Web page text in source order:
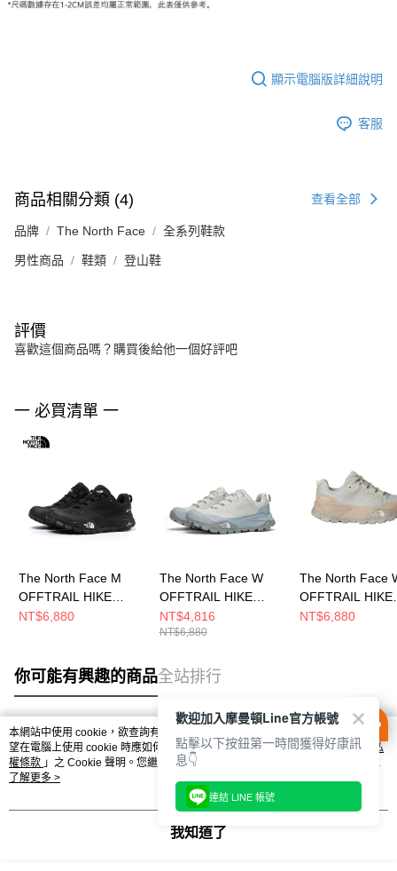
顯示電腦版詳細說明
客服
商品相關分類 (4) 查看全部
品牌 The North Face 全系列鞋款
男性商品 鞋類 登山鞋
評價
喜歡這個商品嗎？購買後給他一個好評吧
一 必買清單 一
The North Face M
OFFTRAIL HIKE
GORE-TEX 男 登山鞋
NT$6,880
The North Face W
OFFTRAIL HIKE
GORE-TEX 女 登山鞋
NF0A8AEHL0T
NT$4,816
NT$6,880
The North Face
OFFTRAIL HIKE
GORE-TEX 女
NT$6,880
你可能有興趣的商品全站排行
熱門標籤
本網站中使用 cookie，欲查詢有關本網站使用 cookie 方式之詳情，及若您不希
望在電腦上使用 cookie 時應如何變更電腦的 cookie 設定，請參閱本網站「
隱私
權條款 」之 Cookie 聲明。您繼續使用本網站即表示您同意本公司得按本網站使
用條款之 Cookie 聲明使用 cookie。
了解更多 >
我知道了
歡迎加入摩曼頓Line官方帳號
點擊以下按鈕第一時間獲得好康訊
息👇
連結 LINE 帳號